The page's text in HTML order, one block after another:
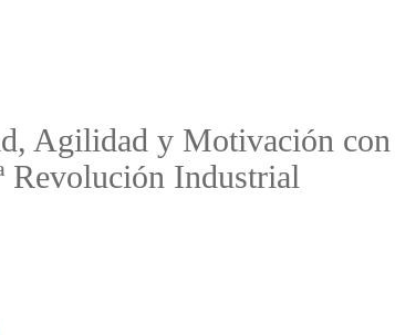
Agilidad y Motivación
Revolución Industrial